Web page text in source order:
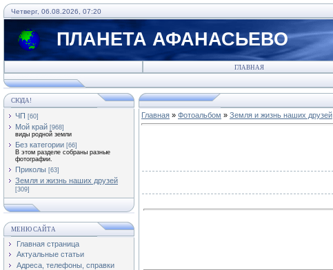
Четверг, 06.08.2026, 07:20
ПЛАНЕТА АФАНАСЬЕВО
ГЛАВНАЯ
СЮДА!
ЧП [60]
Мой край [968]
виды родной земли
Без категории [66]
В этом разделе собраны разные
фотографии.
Приколы [63]
Земля и жизнь наших друзей
[309]
МЕНЮ САЙТА
Главная страница
Актуальные статьи
Адреса, телефоны, справки
Главная » Фотоальбом » Земля и жизнь наших друзей